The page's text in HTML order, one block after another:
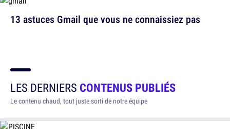
13 astuces Gmail que vous ne connaissiez pas
LES DERNIERS CONTENUS PUBLIÉS
Le contenu chaud, tout juste sorti de notre équipe